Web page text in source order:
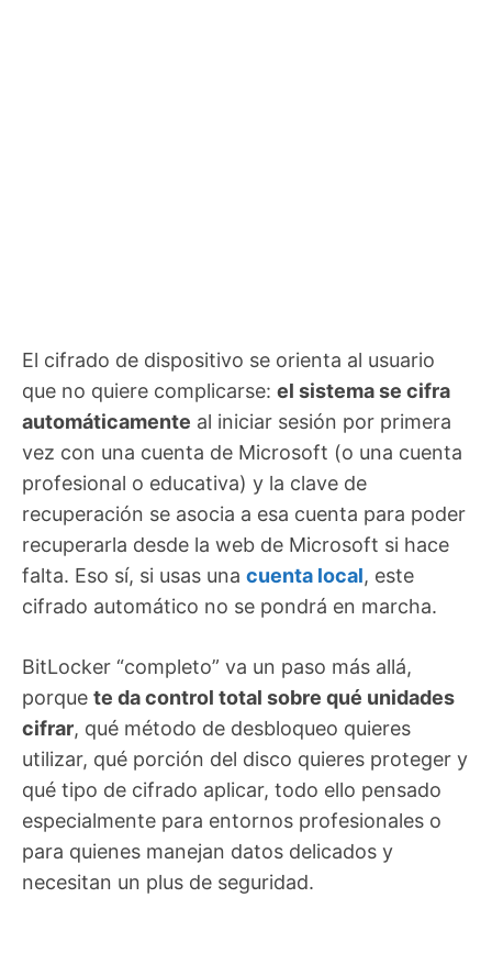
El cifrado de dispositivo se orienta al usuario
que no quiere complicarse: el sistema se cifra
automáticamente al iniciar sesión por primera
vez con una cuenta de Microsoft (o una cuenta
profesional o educativa) y la clave de
recuperación se asocia a esa cuenta para poder
recuperarla desde la web de Microsoft si hace
falta. Eso sí, si usas una cuenta local, este
cifrado automático no se pondrá en marcha.
BitLocker “completo” va un paso más allá,
porque te da control total sobre qué unidades
cifrar, qué método de desbloqueo quieres
utilizar, qué porción del disco quieres proteger y
qué tipo de cifrado aplicar, todo ello pensado
especialmente para entornos profesionales o
para quienes manejan datos delicados y
necesitan un plus de seguridad.